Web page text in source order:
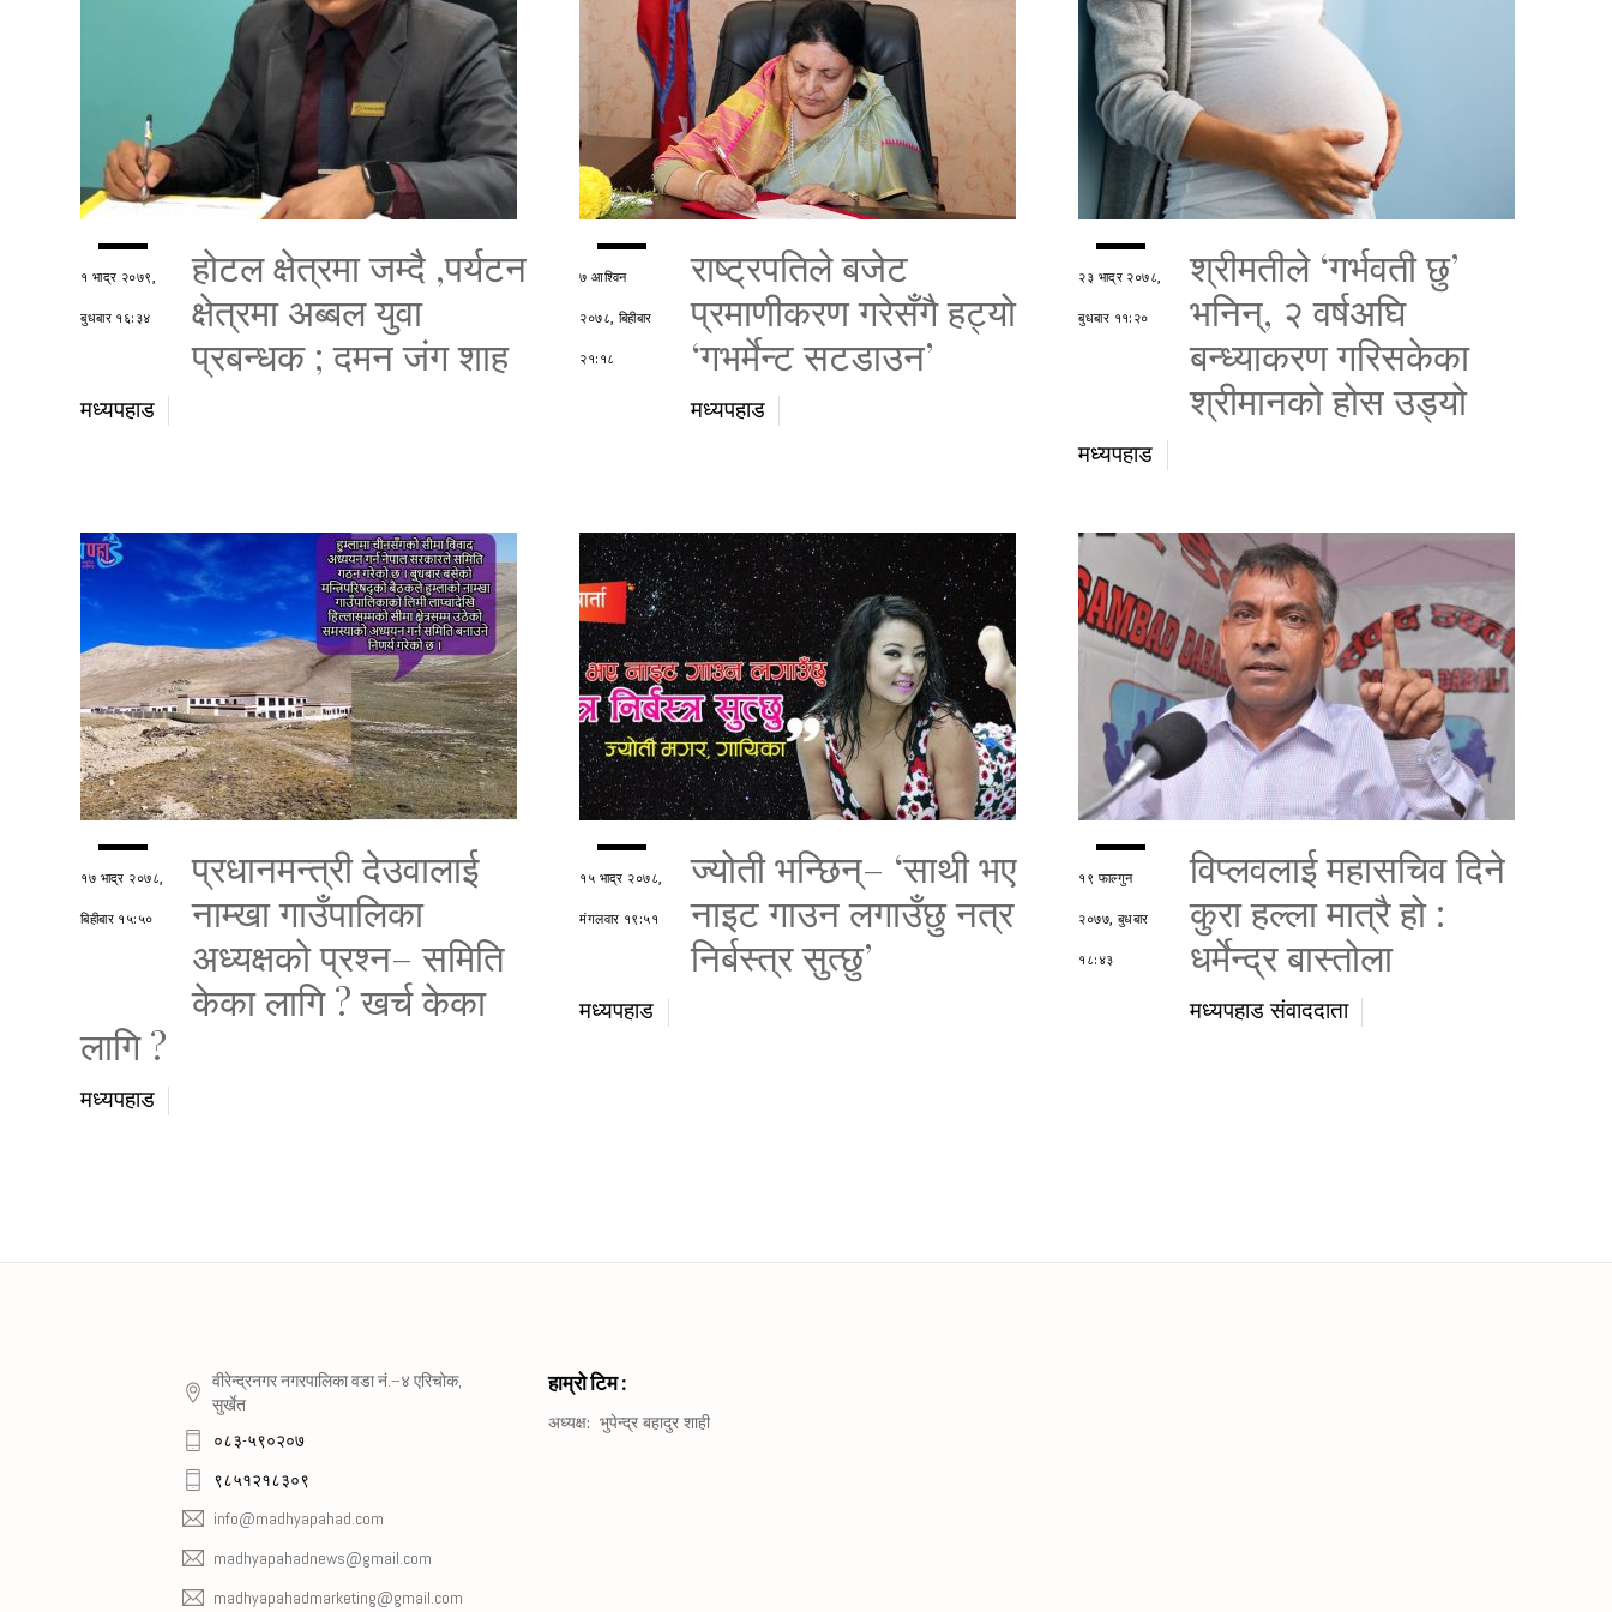
१ भाद्र २०७९,
बुधबार १६:३४
होटल क्षेत्रमा जम्दै ,पर्यटन
क्षेत्रमा अब्बल युवा
प्रबन्धक ; दमन जंग शाह
मध्यपहाड
७ आश्विन
२०७८, बिहीबार
२१:१८
राष्ट्रपतिले बजेट
प्रमाणीकरण गरेसँगै हट्यो
‘गभर्मेन्ट सटडाउन’
मध्यपहाड
२३ भाद्र २०७८,
बुधबार ११:२०
श्रीमतीले ‘गर्भवती छु’
भनिन्, २ वर्षअघि
बन्ध्याकरण गरिसकेका
श्रीमानको होस उड्यो
मध्यपहाड
१७ भाद्र २०७८,
बिहीबार १५:५०
प्रधानमन्त्री देउवालाई
नाम्खा गाउँपालिका
अध्यक्षको प्रश्न– समिति
केका लागि ? खर्च केका
लागि ?
मध्यपहाड
१५ भाद्र २०७८,
मंगलवार १९:५१
ज्योती भन्छिन्– ‘साथी भए
नाइट गाउन लगाउँछु नत्र
निर्बस्त्र सुत्छु’
मध्यपहाड
१९ फाल्गुन
२०७७, बुधबार
१८:४३
विप्लवलाई महासचिव दिने
कुरा हल्ला मात्रै हो :
धर्मेन्द्र बास्तोला
मध्यपहाड संवाददाता
वीरेन्द्रनगर नगरपालिका वडा नं.–४ एरिचोक,
सुर्खेत
०८३-५९०२०७
९८५१२१८३०९
info@madhyapahad.com
madhyapahadnews@gmail.com
madhyapahadmarketing@gmail.com
हाम्रो टिम :
अध्यक्ष: भुपेन्द्र बहादुर शाही